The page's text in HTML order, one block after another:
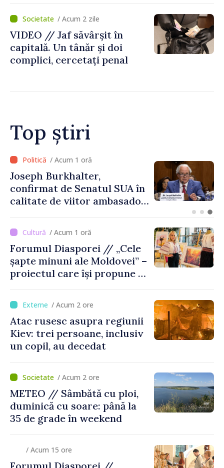
/ Acum 2 zile
VIDEO // Jaf săvârșit în
capitală. Un tânăr și doi
complici, cercetați penal
Top știri
/ Acum 1 oră
Joseph Burkhalter,
confirmat de Senatul SUA în
calitate de viitor ambasador
/ Acum 1 oră
Forumul Diasporei // „Cele
șapte minuni ale Moldovei” –
proiectul care își propune să
de țara de origine
/ Acum 2 ore
Atac rusesc asupra regiunii
Kiev: trei persoane, inclusiv
un copil, au decedat
/ Acum 2 ore
METEO // Sâmbătă cu ploi,
duminică cu soare: până la
35 de grade în weekend
/ Acum 15 ore